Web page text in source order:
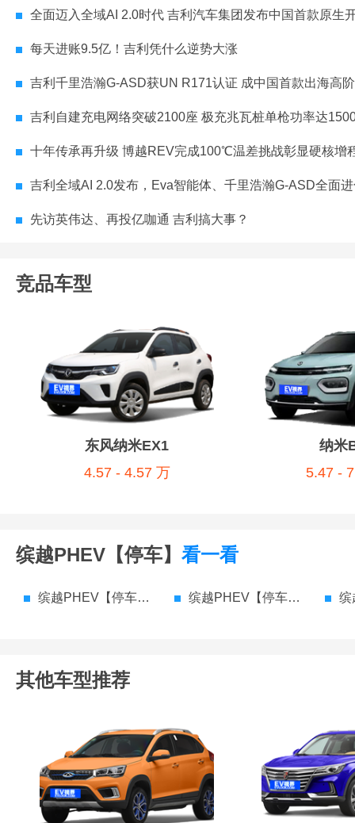
全面迈入全域AI 2.0时代 吉利汽车集团发布中国首款原生开发「Robotaxi」原型车
每天进账9.5亿！吉利凭什么逆势大涨
吉利千里浩瀚G-ASD获UN R171认证 成中国首款出海高阶智
吉利自建充电网络突破2100座 极充兆瓦桩单枪功率达
十年传承再升级 博越REV完成100℃温差挑战彰显硬核增
吉利全域AI 2.0发布，Eva智能体、千里浩瀚G-ASD全面
先访英伟达、再投亿咖通 吉利搞大事？
竞品车型
东风纳米EX1
4.57 - 4.57 万
纳米
5.47 -
缤越PHEV【停车】 看一看
缤越PHEV【停车】 参数配置 缤越PHEV【停车】 价格 缤
其他车型推荐